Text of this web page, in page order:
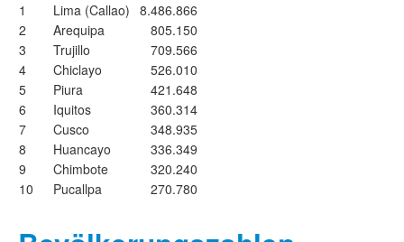
1
Lima (Callao) 8.486.866
2
Arequipa
805.150
3
Trujillo
709.566
4
Chiclayo
526.010
5
Piura
421.648
6
Iquitos
360.314
7
Cusco
348.935
8
Huancayo
336.349
9
Chimbote
320.240
10
Pucallpa 270.780